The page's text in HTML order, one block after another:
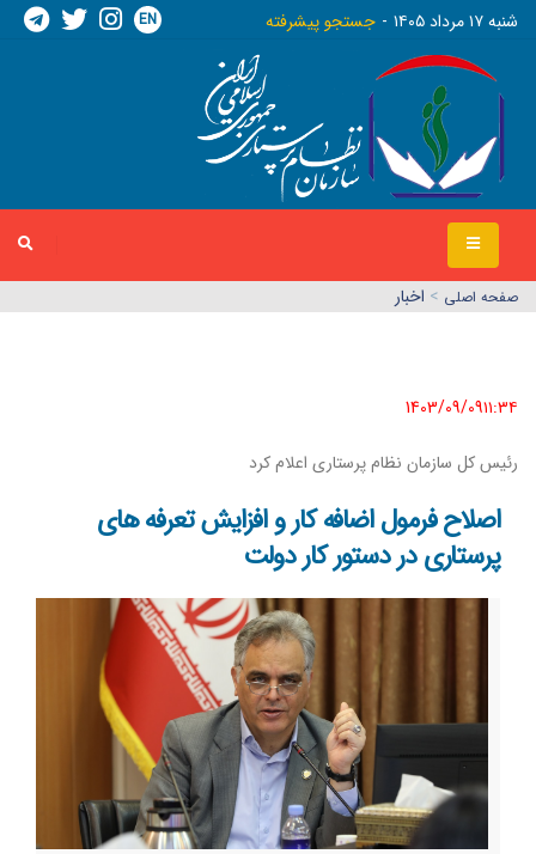
شنبه ١٧ مرداد ١٤٠٥ جستجو پیشرفته EN
صفحه اصلي > اخبار
1403/09/09١١:٣٤
رئیس کل سازمان نظام پرستاری اعلام کرد
اصلاح فرمول اضافه کار و افزایش تعرفه های
پرستاری در دستور کار دولت